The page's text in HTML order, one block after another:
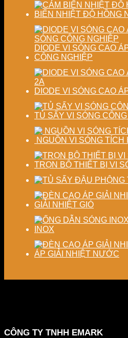
lượng
sấy
nghiệp
BIẾN NHIỆT ĐỘ HỒNG
DIODE VI SÓNG CAO
CÔNG NGHIỆP
DIODE VI SÓNG CAO
TỦ SẤY VI SÓNG
NGUỒN VI SÓNG
TRỌN BỘ THIẾT BỊ VI
GIẢI NHIỆT GIÓ
INOX
ÁP GIẢI NHIỆT NƯỚC
CÔNG TY TNHH EMARK